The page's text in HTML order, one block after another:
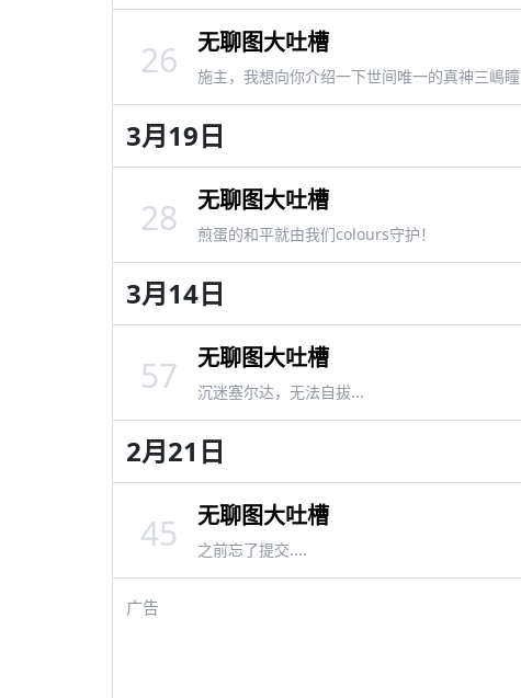
无聊图大吐槽
施主，我想向你介绍一下世间唯一的真神三嶋瞳
26
3月19日
无聊图大吐槽
煎蛋的和平就由我们colours守护！
28
3月14日
无聊图大吐槽
沉迷塞尔达，无法自拔...
57
2月21日
无聊图大吐槽
之前忘了提交....
45
广告